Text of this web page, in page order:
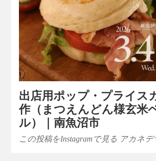
出店用ポップ・プライス
作（まつえんどん様玄米
ル）｜南魚沼市
この投稿をInstagramで見る アカネ